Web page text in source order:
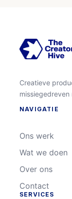
Creatieve
missiegedreven
NAVIGATIE
Ons werk
Wat we doen
Over ons
Contact
SERVICES